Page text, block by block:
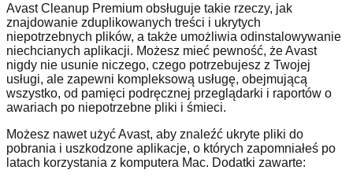
Avast Cleanup Premium obsługuje takie rzeczy, jak
znajdowanie zduplikowanych treści i ukrytych
niepotrzebnych plików, a także umożliwia odinstalowywanie
niechcianych aplikacji. Możesz mieć pewność, że Avast
nigdy nie usunie niczego, czego potrzebujesz z Twojej
usługi, ale zapewni kompleksową usługę, obejmującą
wszystko, od pamięci podręcznej przeglądarki i raportów o
awariach po niepotrzebne pliki i śmieci.
Możesz nawet użyć Avast, aby znaleźć ukryte pliki do
pobrania i uszkodzone aplikacje, o których zapomniałeś po
latach korzystania z komputera Mac. Dodatki zawarte: